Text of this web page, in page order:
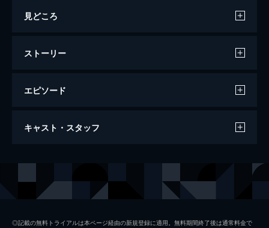
見どころ
ストーリー
エピソード
カノン
キャスト・スタッフ
宮沢紫 ミムラ
◎記載の無料トライアルは本ページ経由の新規登録に適用。無料期間終了後は通常料金で